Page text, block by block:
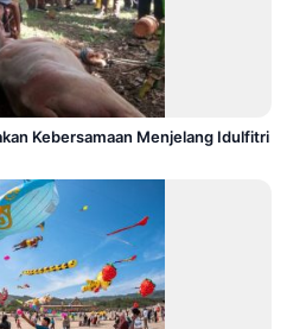
Kebersamaan Menjelang Idulfitri